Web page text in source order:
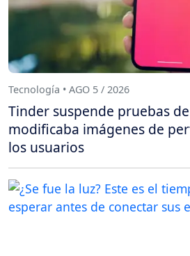
Tecnología • AGO 5 / 2026
Tinder suspende pruebas
modificaba imágenes de
los usuarios